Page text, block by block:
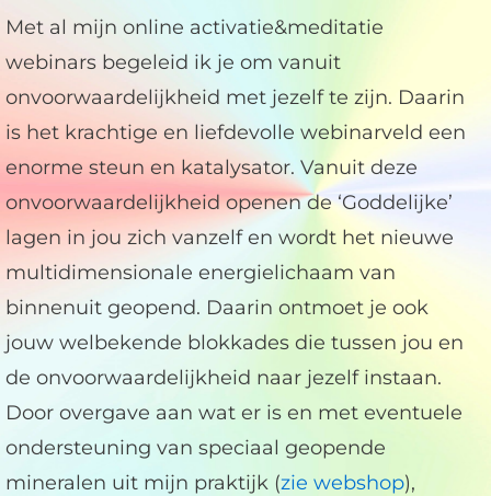
Met al mijn online activatie&meditatie
webinars begeleid ik je om vanuit
onvoorwaardelijkheid met jezelf te zijn. Daarin
is het krachtige en liefdevolle webinarveld een
enorme steun en katalysator. Vanuit deze
onvoorwaardelijkheid openen de ‘Goddelijke’
lagen in jou zich vanzelf en wordt het nieuwe
multidimensionale energielichaam van
binnenuit geopend. Daarin ontmoet je ook
jouw welbekende blokkades die tussen jou en
de onvoorwaardelijkheid naar jezelf instaan.
Door overgave aan wat er is en met eventuele
ondersteuning van speciaal geopende
mineralen uit mijn praktijk (zie webshop),